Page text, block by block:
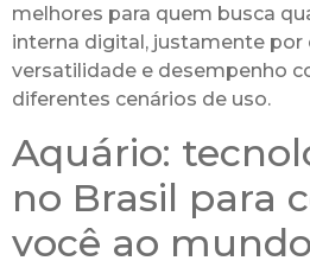
melhores para quem busca
interna digital, justamente por
versatilidade e desempenho
diferentes cenários de uso.
Aquário:
no Brasil para
você ao mundo